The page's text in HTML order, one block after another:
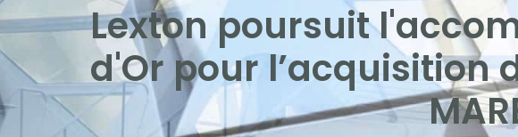
Lexton poursuit
d'Or pour l’acquisition